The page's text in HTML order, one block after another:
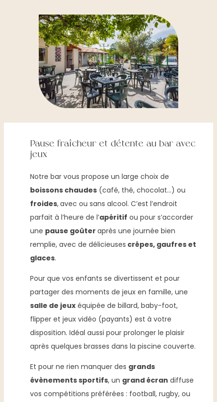
Pause fraîcheur et détente au bar avec
jeux
Notre bar vous propose un large choix de
boissons chaudes (café, thé, chocolat…) ou
froides,avec ou sans alcool. C’est l’endroit
parfait à l’heure de l’apéritif ou pour s’accorder
une pause goûteraprès une journée bien
remplie, avec de délicieuses crêpes, gaufres et
glaces.
Pour que vos enfants se divertissent et pour
partager des moments de jeux en famille, une
salle de jeux équipée de billard, baby-foot,
flipper et jeux vidéo (payants) est à votre
disposition. Idéal aussi pour prolonger le plaisir
après quelques brasses dans la piscine couverte.
Et pour ne rien manquer des grands
évènements sportifs, un grand écran diffuse
vos compétitions préférées : football, rugby, ou